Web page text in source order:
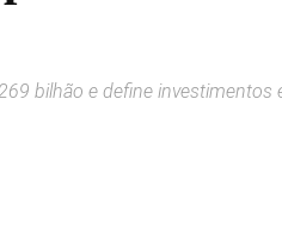
bilhão e define